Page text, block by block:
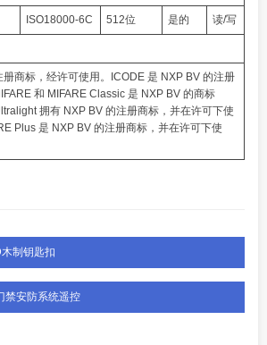
ISO18000-6C 512位 是的 读/写
册商标，经许可使用。ICODE 是 NXP BV 的注册
和 MIFARE Classic 是 NXP BV 的商标
拥有 NXP BV 的注册商标，并在许可下使
Plus 是 NXP BV 的注册商标，并在许可下使
制钥匙扣
禁安防系统遥控